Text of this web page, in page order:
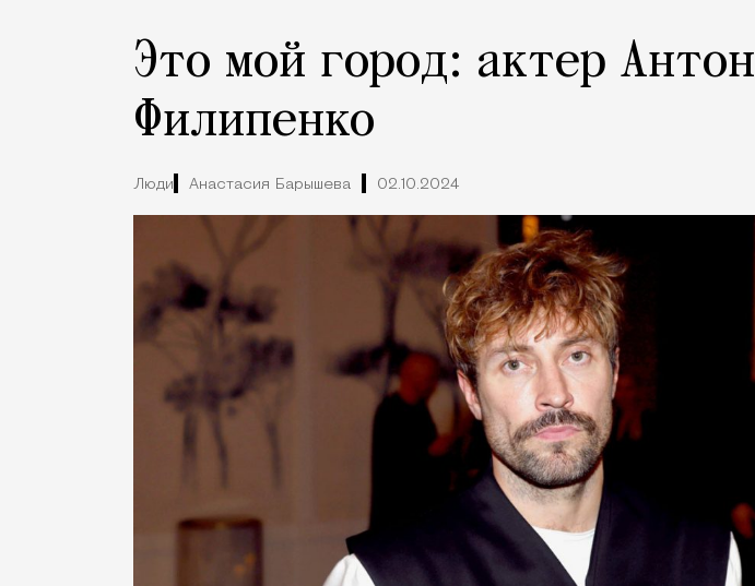
Это мой город: актер Антон
Филипенко
Люди Анастасия Барышева 02.10.2024